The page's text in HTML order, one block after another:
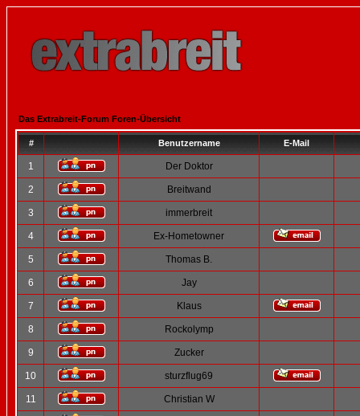
Das Extrabreit-Forum Foren-Übersicht
# Benutzername E-Mail
1 Der Doktor
2 Breitwand
3 immerbreit
4 Ex-Hometowner
5 Thomas B.
6 Jay
7 Klaus
8 Rockolymp
9 Zucker
10 sturzflug69
11 Christian W